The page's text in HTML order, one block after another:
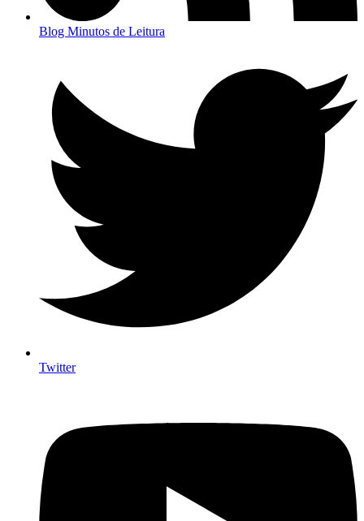
Blog Minutos de Leitura
Twitter